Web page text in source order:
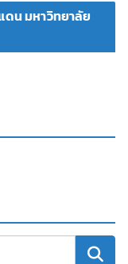
ดน มหาวิทยาลัย